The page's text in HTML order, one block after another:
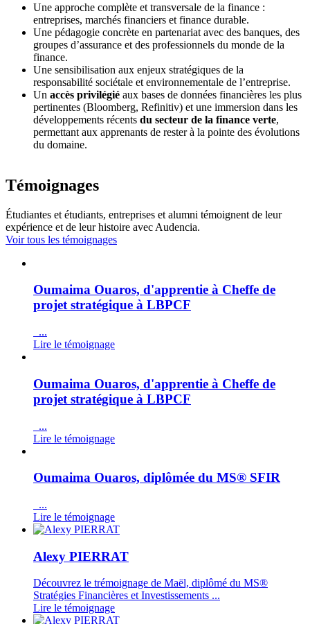
Une approche complète et transversale de la finance :
entreprises, marchés financiers et finance durable.
Une pédagogie concrète en partenariat avec des banques, des
groupes d’assurance et des professionnels du monde de la
finance.
Une sensibilisation aux enjeux stratégiques de la
responsabilité sociétale et environnementale de l’entreprise.
Un accès privilégié aux bases de données financières les plus
pertinentes (Bloomberg, Refinitiv) et une immersion dans les
développements récents du secteur de la finance verte,
permettant aux apprenants de rester à la pointe des évolutions
du domaine.
Témoignages
Étudiantes et étudiants, entreprises et alumni témoignent de leur
expérience et de leur histoire avec Audencia.
Voir tous les témoignages
Oumaima Ouaros, d'apprentie à Cheffe de
projet stratégique à LBPCF
...
Lire le témoignage
Oumaima Ouaros, d'apprentie à Cheffe de
projet stratégique à LBPCF
...
Lire le témoignage
Oumaima Ouaros, diplômée du MS® SFIR
...
Lire le témoignage
Alexy PIERRAT
Découvrez le trémoignage de Maël, diplômé du MS®
Stratégies Financières et Investissements ...
Lire le témoignage